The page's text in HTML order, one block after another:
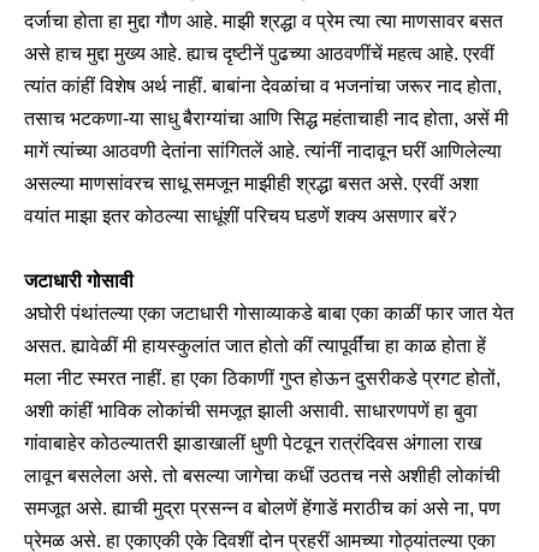
दर्जाचा होता हा मुद्दा गौण आहे. माझी श्रद्धा व प्रेम त्या त्या माणसावर बसत
असे हाच मुद्दा मुख्य आहे. ह्याच दृष्टीनें पुढच्या आठवणींचें महत्व आहे. एरवीं
त्यांत कांहीं विशेष अर्थ नाहीं. बाबांना देवळांचा व भजनांचा जरूर नाद होता,
तसाच भटकणा-या साधु बैराग्यांचा आणि सिद्ध महंताचाही नाद होता, असें मी
मागें त्यांच्या आठवणी देतांना सांगितलें आहे. त्यांनीं नादावून घरीं आणिलेल्या
असल्या माणसांवरच साधू समजून माझीही श्रद्धा बसत असे. एरवीं अशा
वयांत माझा इतर कोठल्या साधूंशीं परिचय घडणें शक्य असणार बरेंॽ
जटाधारी गोसावी
अघोरी पंथांतल्या एका जटाधारी गोसाव्याकडे बाबा एका काळीं फार जात येत
असत. ह्यावेळीं मी हायस्कुलांत जात होतो कीं त्यापूर्वींचा हा काळ होता हें
मला नीट स्मरत नाहीं. हा एका ठिकाणीं गुप्त होऊन दुसरीकडे प्रगट होतों,
अशी कांहीं भाविक लोकांची समजूत झाली असावी. साधारणपणें हा बुवा
गांवाबाहेर कोठल्यातरी झाडाखालीं धुणी पेटवून रात्रंदिवस अंगाला राख
लावून बसलेला असे. तो बसल्या जागेचा कधीं उठतच नसे अशीही लोकांची
समजूत असे. ह्याची मुद्रा प्रसन्न व बोलणें हेंगाडें मराठीच कां असे ना, पण
प्रेमळ असे. हा एकाएकी एके दिवशीं दोन प्रहरीं आमच्या गोठ्यांतल्या एका